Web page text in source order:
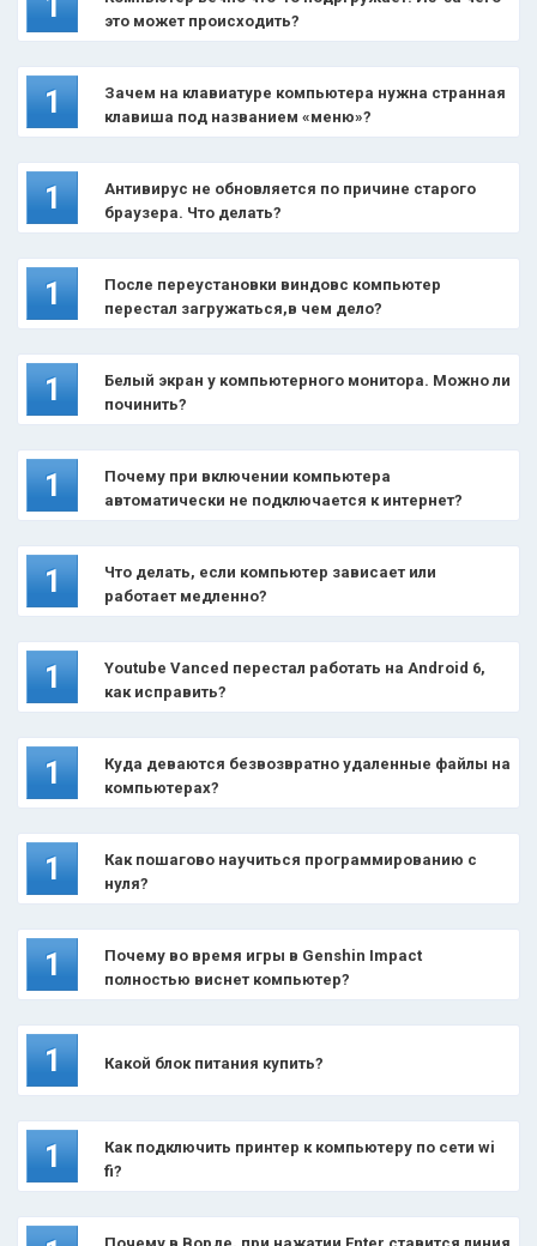
это может происходить?
1
Зачем на клавиатуре компьютера нужна странная
клавиша под названием «меню»?
1
Антивирус не обновляется по причине старого
браузера. Что делать?
1
После переустановки виндовс компьютер
перестал загружаться,в чем дело?
1
Белый экран у компьютерного монитора. Можно ли
починить?
1
Почему при включении компьютера
автоматически не подключается к интернет?
1
Что делать, если компьютер зависает или
работает медленно?
1
Youtube Vanced перестал работать на Android 6,
как исправить?
1
Куда деваются безвозвратно удаленные файлы на
компьютерах?
1
Как пошагово научиться программированию с
нуля?
1
Почему во время игры в Genshin Impact
полностью виснет компьютер?
1 Какой блок питания купить?
1
Как подключить принтер к компьютеру по сети wi
fi?